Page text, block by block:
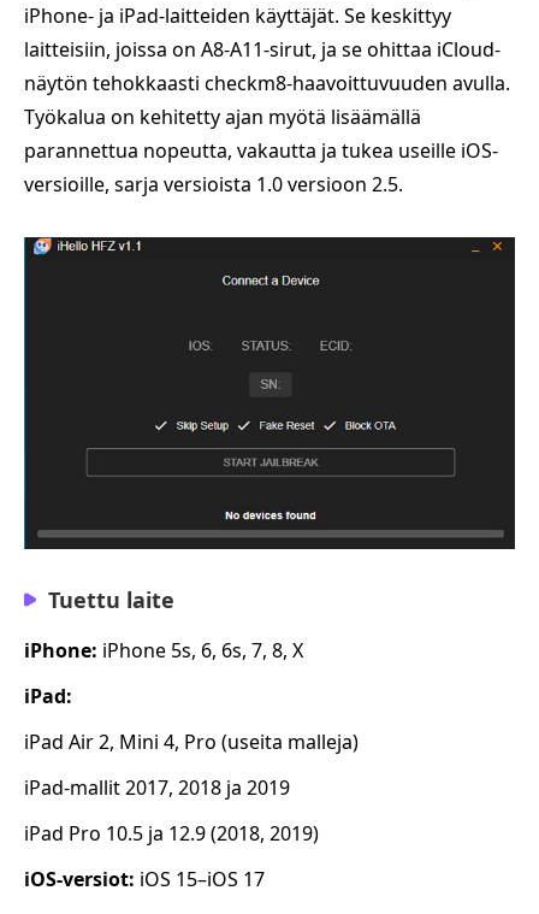
iPhone- ja iPad-laitteiden käyttäjät. Se keskittyy
laitteisiin, joissa on A8-A11-sirut, ja se ohittaa iCloud-
näytön tehokkaasti checkm8-haavoittuvuuden avulla.
Työkalua on kehitetty ajan myötä lisäämällä
parannettua nopeutta, vakautta ja tukea useille iOS-
versioille, sarja versioista 1.0 versioon 2.5.
Tuettu laite
iPhone: iPhone 5s, 6, 6s, 7, 8, X
iPad:
iPad Air 2, Mini 4, Pro (useita malleja)
iPad-mallit 2017, 2018 ja 2019
iPad Pro 10.5 ja 12.9 (2018, 2019)
iOS-versiot: iOS 15–iOS 17